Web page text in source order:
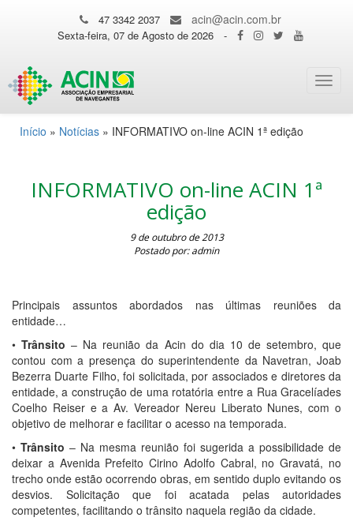
47 3342 2037 acin@acin.com.br
Sexta-feira, 07 de Agosto de 2026 -
Início » Notícias » INFORMATIVO on-line ACIN 1ª edição
INFORMATIVO on-line ACIN 1ª
edição
9 de outubro de 2013
Postado por: admin
Principais assuntos abordados nas últimas reuniões da
entidade…
•Trânsito – Na reunião da Acin do dia 10 de setembro, que
contou com a presença do superintendente da Navetran, Joab
Bezerra Duarte Filho, foi solicitada, por associados e diretores da
entidade, a construção de uma rotatória entre a Rua Gracelíades
Coelho Reiser e a Av. Vereador Nereu Liberato Nunes, com o
objetivo de melhorar e facilitar o acesso na temporada.
• Trânsito – Na mesma reunião foi sugerida a possibilidade de
deixar a Avenida Prefeito Cirino Adolfo Cabral, no Gravatá, no
trecho onde estão ocorrendo obras, em sentido duplo evitando os
desvios. Solicitação que foi acatada pelas autoridades
competentes, facilitando o trânsito naquela região da cidade.